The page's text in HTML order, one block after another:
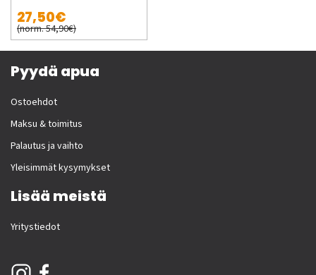
27,50€
(norm. 54,90€)
Pyydä apua
Ostoehdot
Maksu & toimitus
Palautus ja vaihto
Yleisimmät kysymykset
Lisää meistä
Yritystiedot